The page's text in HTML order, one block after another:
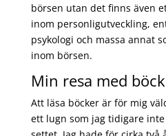
börsen utan det finns även
inom personligutveckling,
psykologi och massa annat
inom börsen.
Min resa med
Att läsa böcker är för mig
ett lugn som jag tidigare